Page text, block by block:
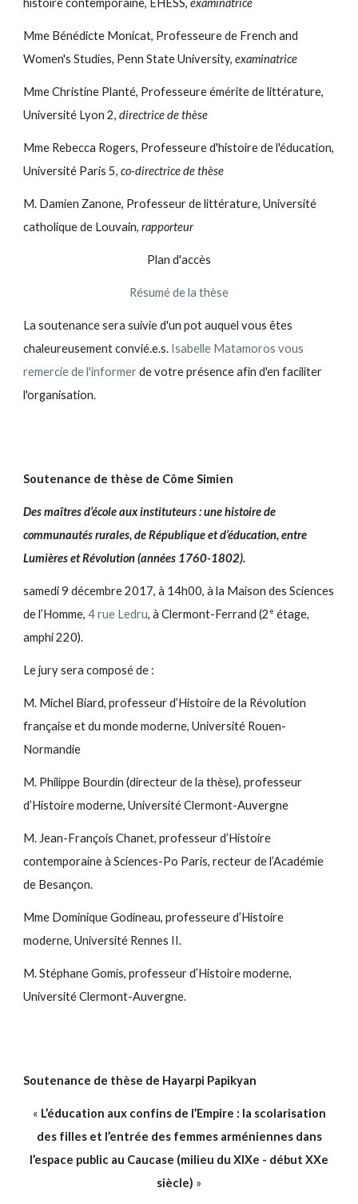
histoire contemporaine, EHESS,examinatrice
Mme Bénédicte Monicat, Professeure de French and
Women's Studies, Penn State University,examinatrice
Mme Christine Planté, Professeure émérite de littérature,
Université Lyon 2,directrice de thèse
Mme Rebecca Rogers, Professeure d'histoire de l'éducation,
Université Paris 5,co-directrice de thèse
M. Damien Zanone, Professeur de littérature, Université
catholique de Louvain,rapporteur
Plan d'accès
Résumé de la thèse
La soutenance sera suivie d'un pot auquel vous êtes
chaleureusement convié.e.s. Isabelle Matamoros vous
remercie de l'informerde votre présence afin d'en faciliter
l'organisation.
Soutenance de thèse de Côme Simien
Des maîtres d’école aux instituteurs : une histoire de
communautés rurales, de République et d’éducation, entre
Lumières et Révolution (années 1760-1802).
samedi 9 décembre 2017, à 14h00, à la Maison des Sciences
de l’Homme, 4 rue Ledru, à Clermont-Ferrand (2 e étage,
amphi 220).
Le jury sera composé de :
M. Michel Biard, professeur d’Histoire de la Révolution
française et du monde moderne, Université Rouen-
Normandie
M. Philippe Bourdin (directeur de la thèse), professeur
d’Histoire moderne, Université Clermont-Auvergne
M. Jean-François Chanet, professeur d’Histoire
contemporaine à Sciences-Po Paris, recteur de l’Académie
de Besançon.
Mme Dominique Godineau, professeure d’Histoire
moderne, Université Rennes II.
M. Stéphane Gomis, professeur d’Histoire moderne,
Université Clermont-Auvergne.
Soutenance de thèse de Hayarpi Papikyan
« L’éducation aux confins de l’Empire : la scolarisation
des filles et l’entrée des femmes arméniennes dans
l’espace public au Caucase (milieu du XIXe - début XXe
siècle) »